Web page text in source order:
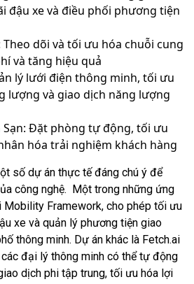
đậu xe và điều phối phương tiện
Theo dõi và tối ưu hóa chuỗi cung
và tăng hiệu quả
lý lưới điện thông minh, tối ưu
lượng và giao dịch năng lượng
Sạn: Đặt phòng tự động, tối ưu
hóa trải nghiệm khách hàng
số dự án thực tế đáng chú ý để
công nghệ. Một trong những ứng
Mobility Framework, cho phép tối ưu
xe và quản lý phương tiện giao
thông minh. Dự án khác là Fetch.ai
đại lý thông minh có thể tự động
dịch phi tập trung, tối ưu hóa lợi